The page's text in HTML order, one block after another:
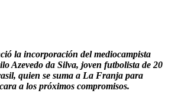
la incorporación del mediocampista
Azevedo da Silva, joven futbolista de 20
quien se suma a La Franja para
a los próximos compromisos.